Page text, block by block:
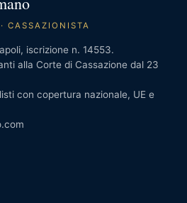
CASSAZIONISTA
iscrizione n. 14553.
alla Corte di Cassazione dal 23
con copertura nazionale, UE e